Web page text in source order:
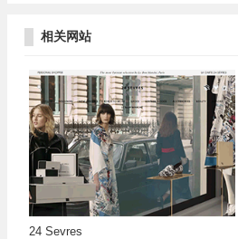
相关网站
24 Sevres